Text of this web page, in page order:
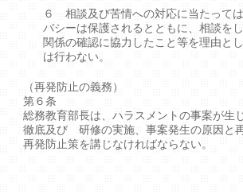
６ 相談及び苦情への対応に当たって
バシーは保護されるとともに、相談を
関係の確認に協力したこと等を理由と
は行わない。
（再発防止の義務）
第６条
総務教育部長は、ハラスメントの事案が生
徹底及び 研修の実施、事案発生の原因と
再発防止策を講じなければならない。